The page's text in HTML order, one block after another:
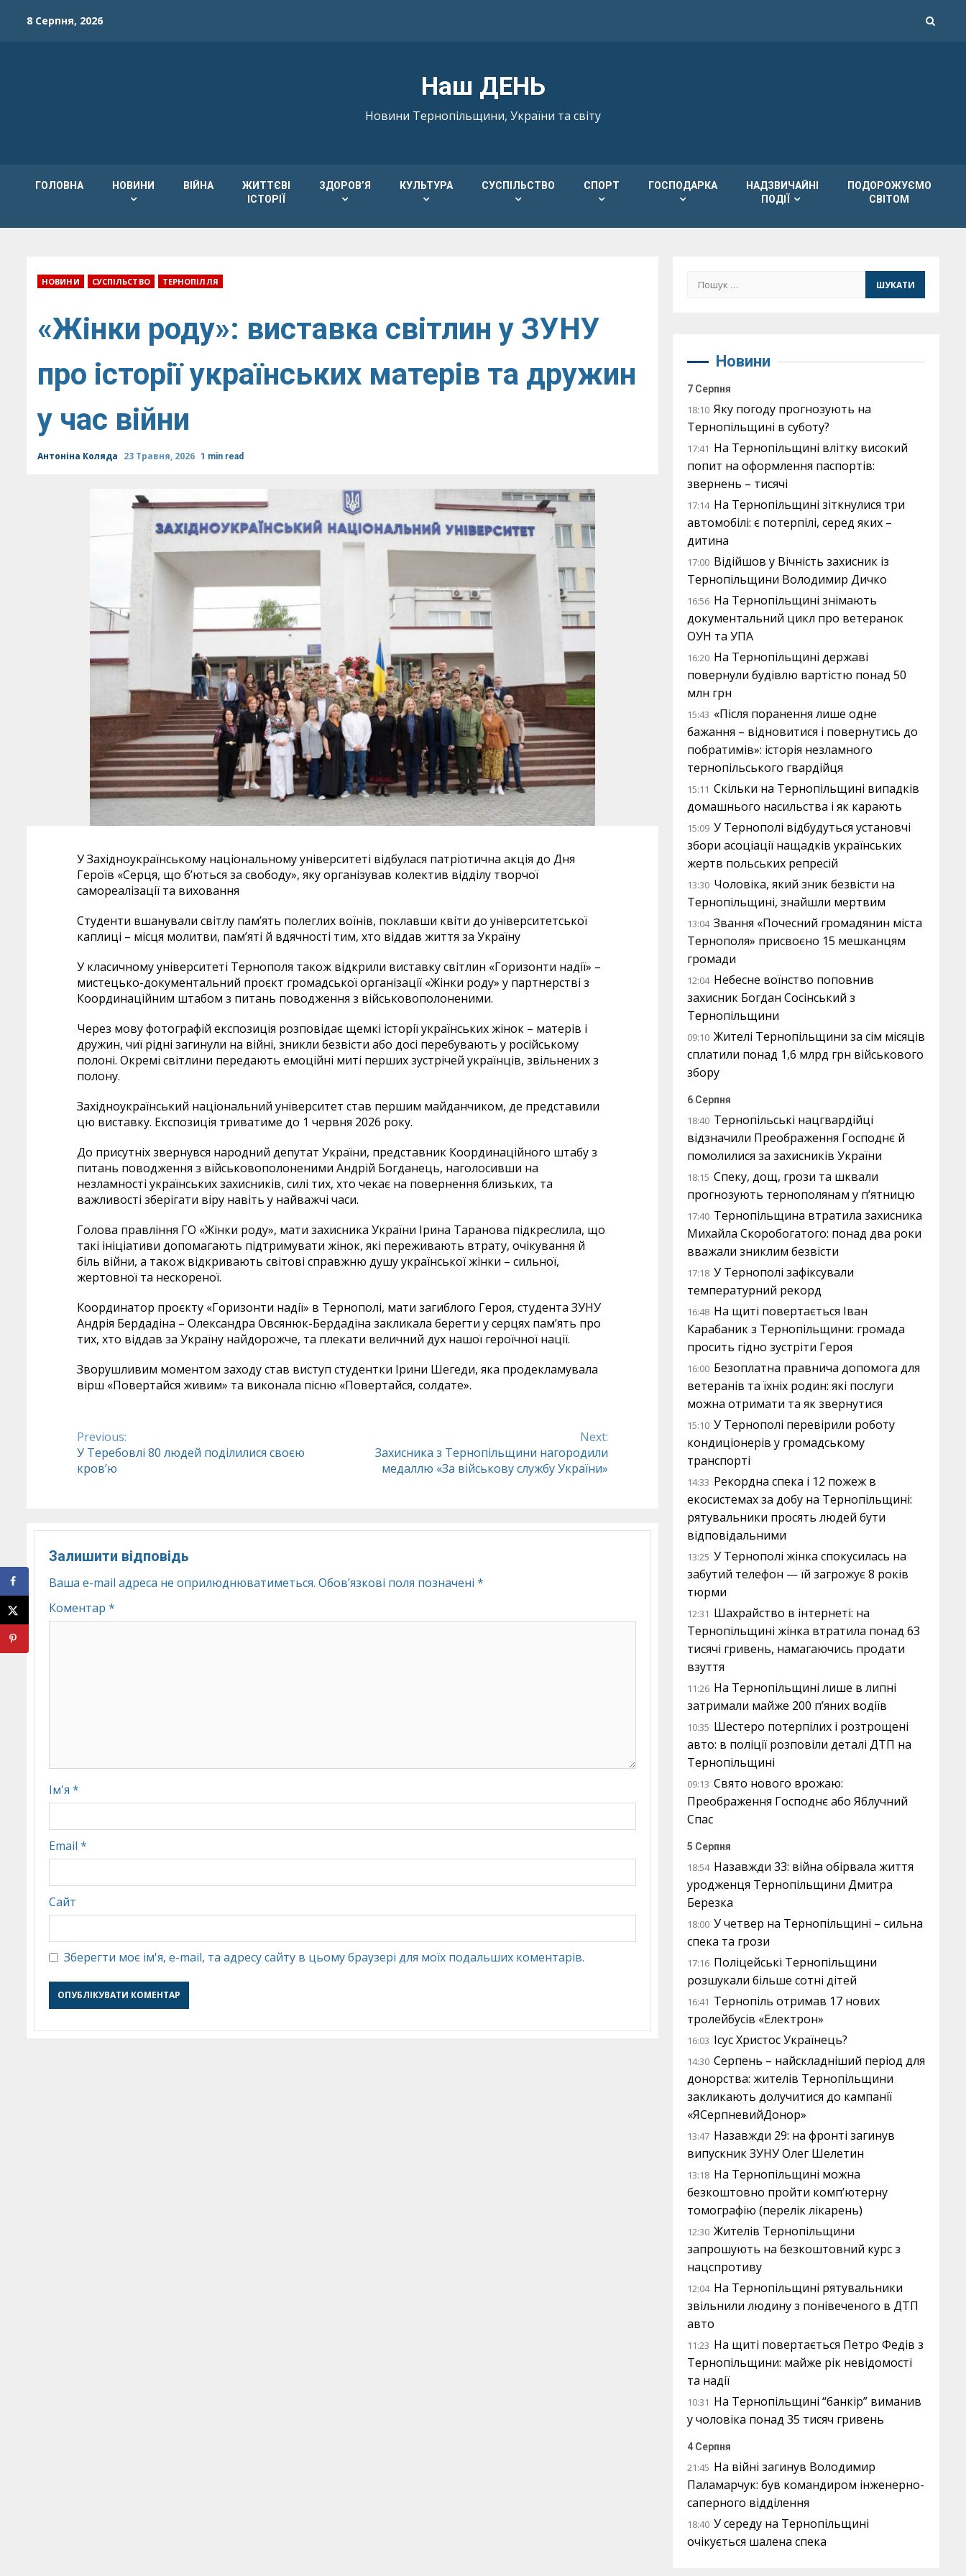
8 Серпня, 2026
Наш ДЕНЬ
Новини Тернопільщини, України та світу
ГОЛОВНА НОВИНИ ВІЙНА
ЖИТТЄВІ
ІСТОРІЇ
ЗДОРОВ’Я КУЛЬТУРА СУСПІЛЬСТВО СПОРТ ГОСПОДАРКА
НАДЗВИЧАЙНІ
ПОДІЇ
ПОДОРОЖУЄМО
СВІТОМ
НОВИНИ СУСПІЛЬСТВО ТЕРНОПІЛЛЯ
«Жінки роду»: виставка світлин у ЗУНУ
про історії українських матерів та дружин
у час війни
Антоніна Коляда 23 Травня, 2026 1 min read
У Західноукраїнському національному університеті відбулася патріотична акція до Дня
Героїв «Серця, що б’ються за свободу», яку організував колектив відділу творчої
самореалізації та виховання
Студенти вшанували світлу пам’ять полеглих воїнів, поклавши квіти до університетської
каплиці – місця молитви, пам’яті й вдячності тим, хто віддав життя за Україну
У класичному університеті Тернополя також відкрили виставку світлин «Горизонти надії» –
мистецько-документальний проєкт громадської організації «Жінки роду» у партнерстві з
Координаційним штабом з питань поводження з військовополоненими.
Через мову фотографій експозиція розповідає щемкі історії українських жінок – матерів і
дружин, чиї рідні загинули на війні, зникли безвісти або досі перебувають у російському
полоні. Окремі світлини передають емоційні миті перших зустрічей українців, звільнених з
полону.
Західноукраїнський національний університет став першим майданчиком, де представили
цю виставку. Експозиція триватиме до 1 червня 2026 року.
До присутніх звернувся народний депутат України, представник Координаційного штабу з
питань поводження з військовополоненими Андрій Богданець, наголосивши на
незламності українських захисників, силі тих, хто чекає на повернення близьких, та
важливості зберігати віру навіть у найважчі часи.
Голова правління ГО «Жінки роду», мати захисника України Ірина Таранова підкреслила, що
такі ініціативи допомагають підтримувати жінок, які переживають втрату, очікування й
біль війни, а також відкривають світові справжню душу української жінки – сильної,
жертовної та нескореної.
Координатор проєкту «Горизонти надії» в Тернополі, мати загиблого Героя, студента ЗУНУ
Андрія Бердадіна – Олександра Овсянюк-Бердадіна закликала берегти у серцях пам’ять про
тих, хто віддав за Україну найдорожче, та плекати величний дух нашої героїчної нації.
Зворушливим моментом заходу став виступ студентки Ірини Шегеди, яка продекламувала
вірш «Повертайся живим» та виконала пісню «Повертайся, солдате».
Continue
Reading
Previous:
У Теребовлі 80 людей поділилися своєю
кров’ю
Next:
Захисника з Тернопільщини нагородили
медаллю «За військову службу України»
Залишити відповідь
Ваша e-mail адреса не оприлюднюватиметься. Обов’язкові поля позначені *
Коментар *
Ім'я *
Email *
Сайт
Зберегти моє ім'я, e-mail, та адресу сайту в цьому браузері для моїх подальших коментарів.
Пошук:
Новини
7 Серпня
18:10 Яку погоду прогнозують на
Тернопільщині в суботу?
17:41 На Тернопільщині влітку високий
попит на оформлення паспортів:
звернень – тисячі
17:14 На Тернопільщині зіткнулися три
автомобілі: є потерпілі, серед яких –
дитина
17:00 Відійшов у Вічність захисник із
Тернопільщини Володимир Дичко
16:56 На Тернопільщині знімають
документальний цикл про ветеранок
ОУН та УПА
16:20 На Тернопільщині державі
повернули будівлю вартістю понад 50
млн грн
15:43 «Після поранення лише одне
бажання – відновитися і повернутись до
побратимів»: історія незламного
тернопільського гвардійця
15:11 Скільки на Тернопільщині випадків
домашнього насильства і як карають
15:09 У Тернополі відбудуться установчі
збори асоціації нащадків українських
жертв польських репресій
13:30 Чоловіка, який зник безвісти на
Тернопільщині, знайшли мертвим
13:04 Звання «Почесний громадянин міста
Тернополя» присвоєно 15 мешканцям
громади
12:04 Небесне воїнство поповнив
захисник Богдан Сосінський з
Тернопільщини
09:10 Жителі Тернопільщини за сім місяців
сплатили понад 1,6 млрд грн військового
збору
6 Серпня
18:40 Тернопільські нацгвардійці
відзначили Преображення Господнє й
помолилися за захисників України
18:15 Спеку, дощ, грози та шквали
прогнозують тернополянам у п’ятницю
17:40 Тернопільщина втратила захисника
Михайла Скоробогатого: понад два роки
вважали зниклим безвісти
17:18 У Тернополі зафіксували
температурний рекорд
16:48 На щиті повертається Іван
Карабаник з Тернопільщини: громада
просить гідно зустріти Героя
16:00 Безоплатна правнича допомога для
ветеранів та їхніх родин: які послуги
можна отримати та як звернутися
15:10 У Тернополі перевірили роботу
кондиціонерів у громадському
транспорті
14:33 Рекордна спека і 12 пожеж в
екосистемах за добу на Тернопільщині:
рятувальники просять людей бути
відповідальними
13:25 У Тернополі жінка спокусилась на
забутий телефон — їй загрожує 8 років
тюрми
12:31 Шахрайство в інтернеті: на
Тернопільщині жінка втратила понад 63
тисячі гривень, намагаючись продати
взуття
11:26 На Тернопільщині лише в липні
затримали майже 200 п’яних водіїв
10:35 Шестеро потерпілих і розтрощені
авто: в поліції розповіли деталі ДТП на
Тернопільщині
09:13 Свято нового врожаю:
Преображення Господнє або Яблучний
Спас
5 Серпня
18:54 Назавжди 33: війна обірвала життя
уродженця Тернопільщини Дмитра
Березка
18:00 У четвер на Тернопільщині – сильна
спека та грози
17:16 Поліцейські Тернопільщини
розшукали більше сотні дітей
16:41 Тернопіль отримав 17 нових
тролейбусів «Електрон»
16:03 Ісус Христос Українець?
14:30 Серпень – найскладніший період для
донорства: жителів Тернопільщини
закликають долучитися до кампанії
«ЯСерпневийДонор»
13:47 Назавжди 29: на фронті загинув
випускник ЗУНУ Олег Шелетин
13:18 На Тернопільщині можна
безкоштовно пройти комп’ютерну
томографію (перелік лікарень)
12:30 Жителів Тернопільщини
запрошують на безкоштовний курс з
нацспротиву
12:04 На Тернопільщині рятувальники
звільнили людину з понівеченого в ДТП
авто
11:23 На щиті повертається Петро Федів з
Тернопільщини: майже рік невідомості
та надії
10:31 На Тернопільщині “банкір” виманив
у чоловіка понад 35 тисяч гривень
4 Серпня
21:45 На війні загинув Володимир
Паламарчук: був командиром інженерно-
саперного відділення
18:40 У середу на Тернопільщині
очікується шалена спека